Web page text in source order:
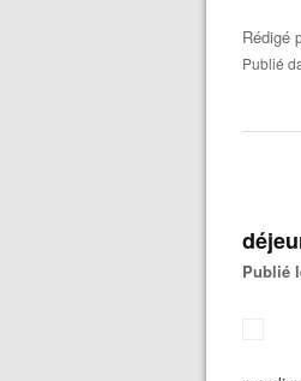
Rédigé
Publié
Publié